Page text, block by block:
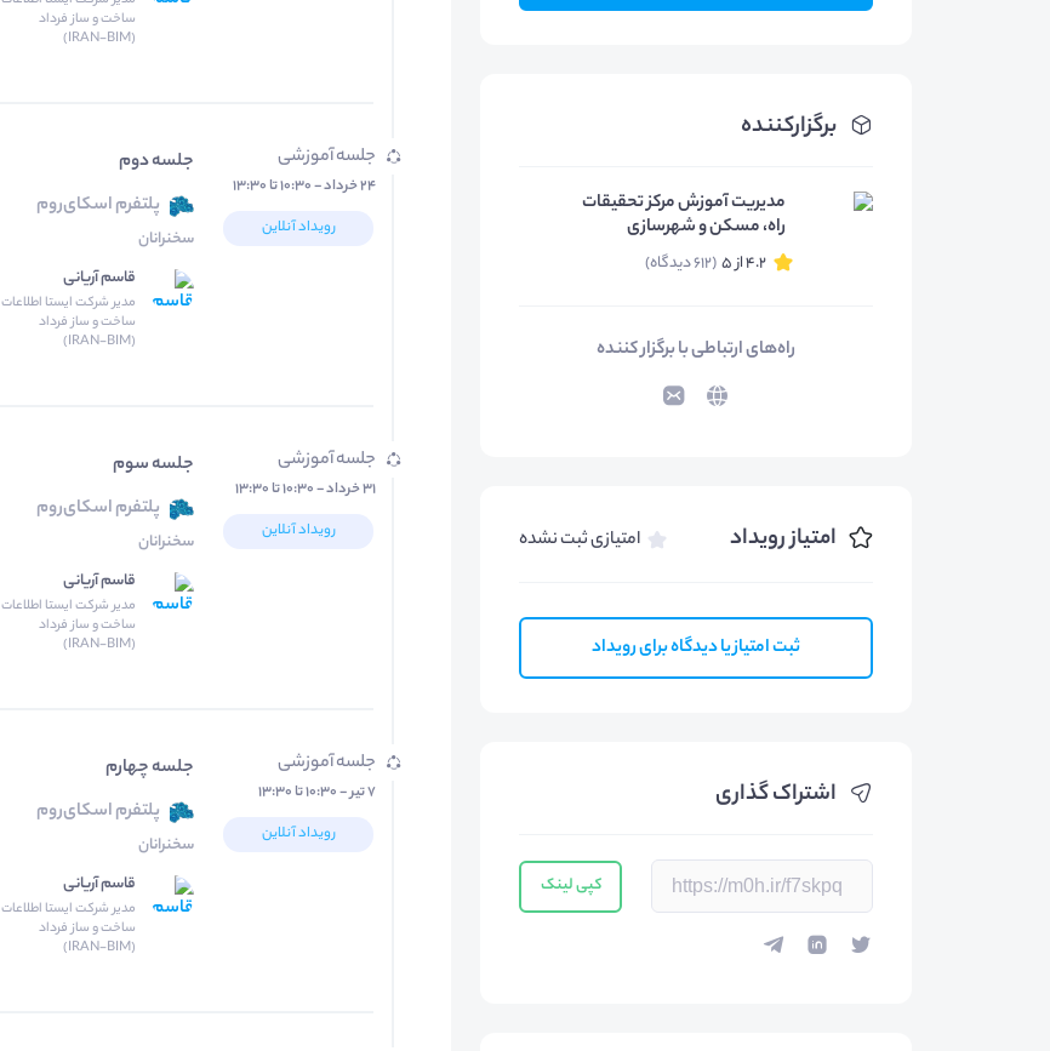
برگزارکننده
مدیریت آموزش مرکز تحقیقات
راه، مسکن و شهرسازی
4.2 از 5 (612 دیدگاه)
راه‌های ارتباطی با برگزار کننده
امتیاز رویداد امتیازی ثبت نشده
ثبت امتیاز یا دیدگاه برای رویداد
اشتراک گذاری
کپی لینک
ساخت و ساز فرداد
(IRAN-BIM)
جلسه آموزشی
۲۴ خرداد - ۱۰:۳۰ تا ۱۳:۳۰
رویداد آنلاین
جلسه دوم
پلتفرم اسکای‌روم
سخنرانان
قاسم آریانی
مدیر شرکت ایستا اطلاعات
ساخت و ساز فرداد
(IRAN-BIM)
جلسه آموزشی
۳۱ خرداد - ۱۰:۳۰ تا ۱۳:۳۰
رویداد آنلاین
جلسه سوم
پلتفرم اسکای‌روم
سخنرانان
قاسم آریانی
مدیر شرکت ایستا اطلاعات
ساخت و ساز فرداد
(IRAN-BIM)
جلسه آموزشی
۷ تیر - ۱۰:۳۰ تا ۱۳:۳۰
رویداد آنلاین
جلسه چهارم
پلتفرم اسکای‌روم
سخنرانان
قاسم آریانی
مدیر شرکت ایستا اطلاعات
ساخت و ساز فرداد
(IRAN-BIM)